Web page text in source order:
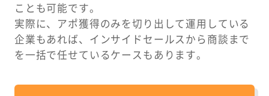
ことも可能です。
実際に、アポ獲得のみを切り出して運用している
企業もあれば、インサイドセールスから商談まで
を一括で任せているケースもあります。